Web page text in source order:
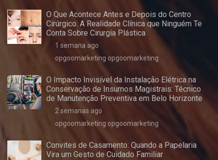
O Que Acontece Antes e Depois do Centro
Cirúrgico: A Realidade Clínica que Ninguém Te
Conta Sobre Cirurgia Plástica
1 semana ago
opgoomarketing opgoomarketing
O Impacto Invisível da Instalação Elétrica na
Conservação de Insumos Magistrais: Técnico
de Manutenção Preventiva em Belo Horizonte
2 semanas ago
opgoomarketing opgoomarketing
Convites de Casamento: Quando a Papelaria
Vira um Gesto de Cuidado Familiar